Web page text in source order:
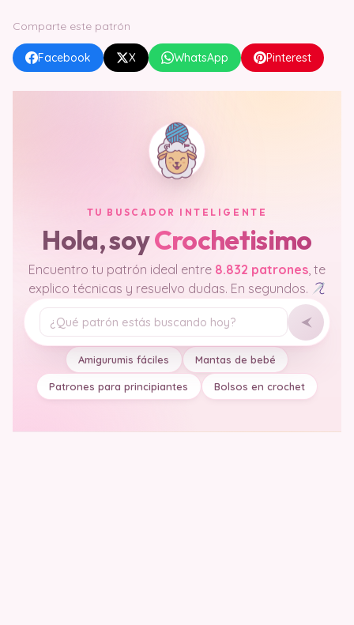
Comparte este patrón
Facebook X WhatsApp Pinterest
TU BUSCADOR INTELIGENTE
Hola, soyCrochetisimo
Encuentro tu patrón ideal entre 8.832 patrones, te
explico técnicas y resuelvo dudas. En segundos.
Tu pregunta
Amigurumis fáciles Mantas de bebé
Patrones para principiantes Bolsos en crochet